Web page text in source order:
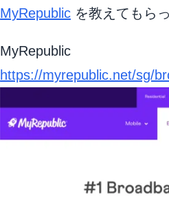
MyRepublic を教えてもら
MyRepublic
https://myrepublic.net/sg/